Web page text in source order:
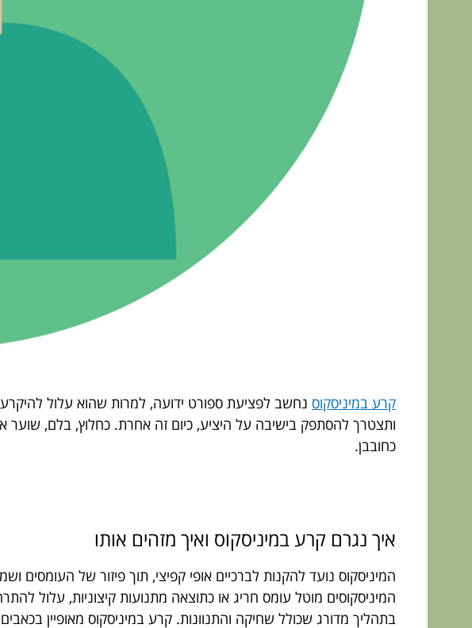
קרע במיניסקוס נחשב לפציעת ספורט ידועה, למרות שהוא עלול
ותצטרך להסתפק בישיבה על היציע, כיום זה אחרת. כחלוץ, בלם, שוער
כחובבן.
איך נגרם קרע במיניסקוס ואיך מזהים אותו
המיניסקוס נועד להקנות לברכיים אופי קפיצי, תוך פיזור של
המיניסקוסים מוטל עומס חריג או כתוצאה מתנועות קיצוניות, עלול
בתהליך מדורג שכולל שחיקה והתנוונות. קרע במיניסקוס מאופיין